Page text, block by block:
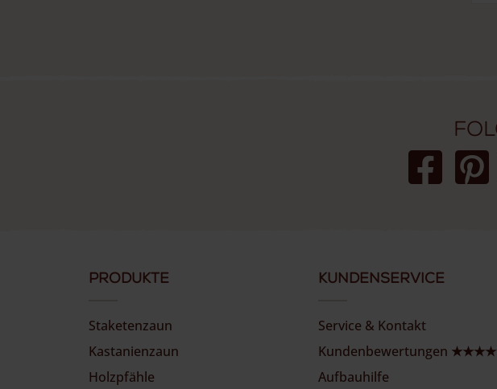
Produkte
Staketenzaun
Kastanienzaun
Holzpfähle
Kundenservice
Service & Kontakt
Kundenbewertungen
Aufbauhilfe